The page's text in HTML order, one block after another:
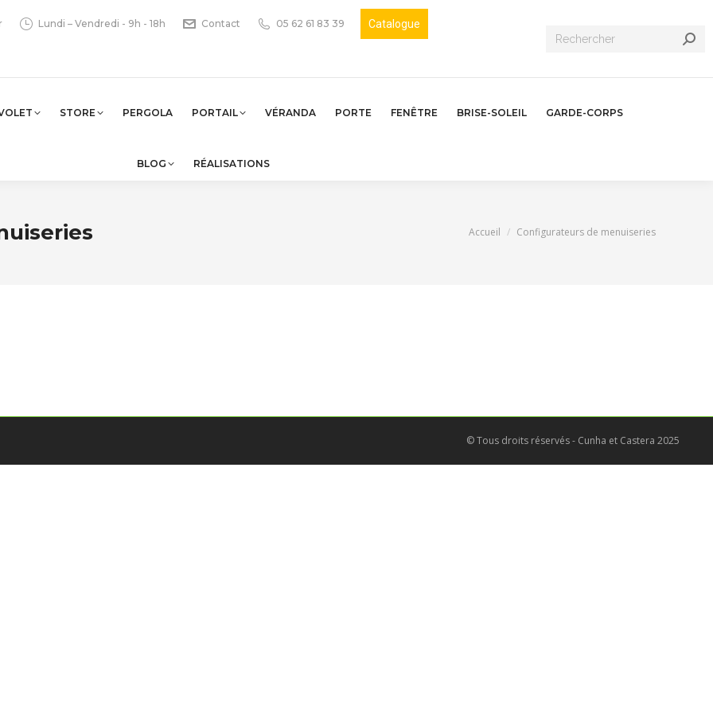
Lundi – Vendredi - 9h - 18h Contact 05 62 61 83 39 Catalogue
Recherche
STORE PERGOLA PORTAIL VÉRANDA PORTE FENÊTRE BRISE-SOLEIL GARDE-CORPS
BLOG RÉALISATIONS
Vous êtes ici :
Accueil Configurateurs de menuiseries
© Tous droits réservés - Cunha et Castera 2025